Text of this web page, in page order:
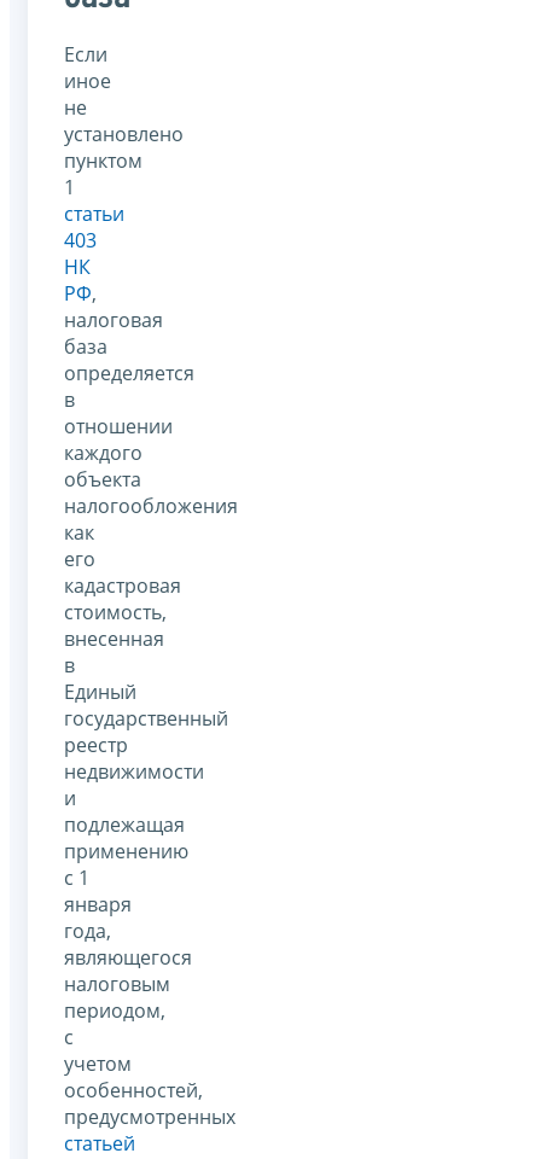
Если
иное
не
установлено
пунктом
1
статьи
403
НК
РФ,
налоговая
база
определяется
в
отношении
каждого
объекта
налогообложения
как
его
кадастровая
стоимость,
внесенная
в
Единый
государственный
реестр
недвижимости
и
подлежащая
применению
с 1
января
года,
являющегося
налоговым
периодом,
с
учетом
особенностей,
предусмотренных
статьей